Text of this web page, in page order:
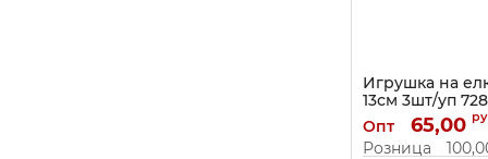
Игрушка на
13см 3шт/уп
Артикул: 728066
Опт 65,00
Розница